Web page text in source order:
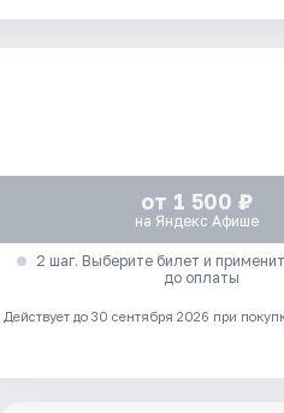
от 1 500 ₽
на Яндекс Афише
2 шаг. Выберите билет и
до оплаты
Действует до 30 сентября 2026 при